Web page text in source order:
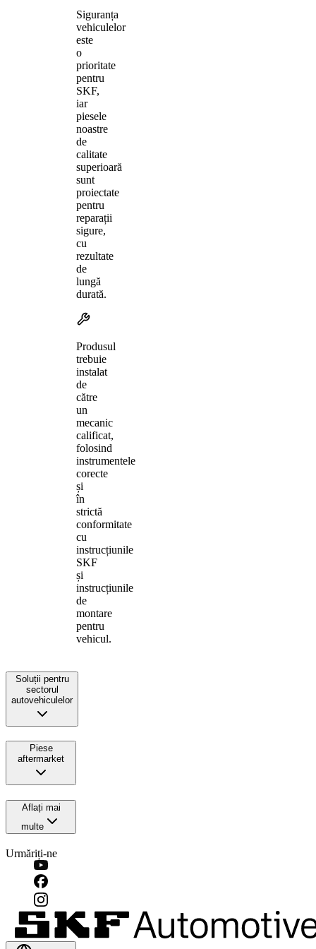
Siguranța
vehiculelor
este
o
prioritate
pentru
SKF,
iar
piesele
noastre
de
calitate
superioară
sunt
proiectate
pentru
reparații
sigure,
cu
rezultate
de
lungă
durată.
Produsul
trebuie
instalat
de
către
un
mecanic
calificat,
folosind
instrumentele
corecte
și
în
strictă
conformitate
cu
instrucțiunile
SKF
și
instrucțiunile
de
montare
pentru
vehicul.
Soluții pentru
sectorul
autovehiculelor
Piese
aftermarket
Aflați mai
multe
Urmăriți-ne